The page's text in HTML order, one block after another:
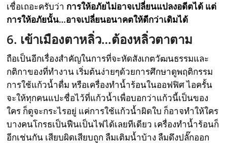
เชื่อเถอะครับว่า การให้อภัยไม่อาจเปลี่ยนแปลงอดีตได้ แต่
การให้อภัยนั้น…อาจเปลี่ยนอนาคตให้ดีกว่าเดิมได้
6. เข้าเมืองตาหลิ่ว…ต้องหลิ่วตาตาม
ถือเป็นอีกเรื่องสำคัญในการที่จะหัดสังเกตวัฒนธรรมและ
กติกาของที่ทำงาน เริ่มต้นง่ายๆด้วยการศึกษาดูพฤติกรรม
การใช้แก้วน้ำดื่ม หรือเครื่องทำน้ำร้อนในออฟฟิศ ไอครั้น
จะให้ทุกคนแปะชื่อไว้ที่แก้วน้ำเพื่อบอกว่าแก้วนี้เป็นของ
ใคร ก็ดูจะกระไรอยู่ แค่การใช้แก้วน้ำผิดใบ ก็อาจทำให้ใคร
บางคนโกรธเป็นฟืนเป็นไฟได้เลยทีเดียว เครื่องทำน้ำร้อนก็
อีกเช่นกัน เสียบผิดเสียบถูก ลืมเติมน้ำบ้าง ลืมดึงปลั๊กออก